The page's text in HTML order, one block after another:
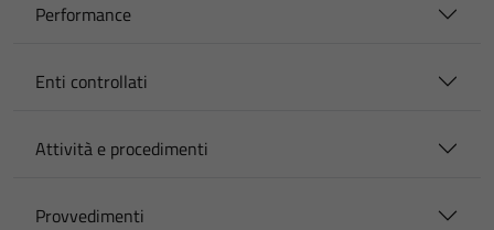
Performance
Enti controllati
Attività e procedimenti
Provvedimenti